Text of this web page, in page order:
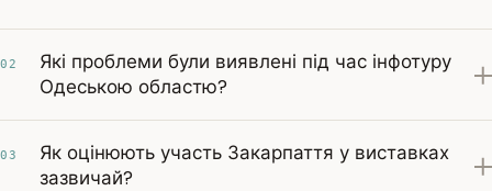
02
Які проблеми були виявлені під час інфотуру
Одеською областю?
03
Як оцінюють участь Закарпаття у виставках
зазвичай?